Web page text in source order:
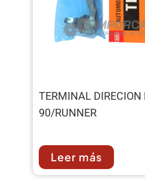
TERMINAL DIRECION
90/RUNNER
Leer más